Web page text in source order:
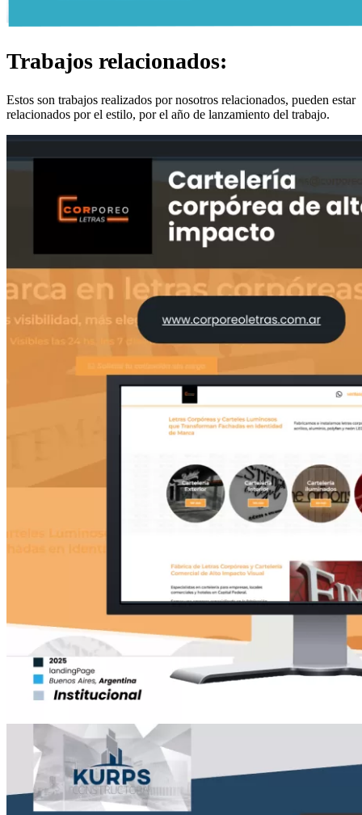
Trabajos relacionados:
Estos son trabajos realizados por nosotros relacionados, pueden estar
relacionados por el estilo, por el año de lanzamiento del trabajo.